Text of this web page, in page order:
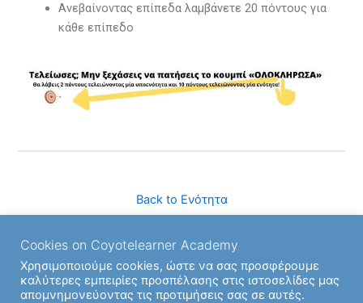
Ανεβαίνοντας επίπεδα λαμβάνετε 20 πόντους για
κάθε επίπεδο
Back to Ενότητα
Next Υποενότητα
Cookies on Coyotelearner Academy
Χρησιμοποιούμε cookies, ώστε να σας προσφέρουμε
καλύτερες εμπειρίες προσπέλασης στις ιστοσελίδες μας
απομνημονεύοντας τις προτιμήσεις σας σε αυτές.